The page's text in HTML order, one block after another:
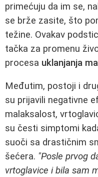
primećuju da im se,
se brže zasite, što
težine. Ovakav
tačka za promenu
procesa uklanjanja
Međutim, postoji i
su prijavili negativne
malaksalost,
su česti simptomi
suoči sa drastičnim
šećera. "Posle prvog
vrtoglavice i bila sam